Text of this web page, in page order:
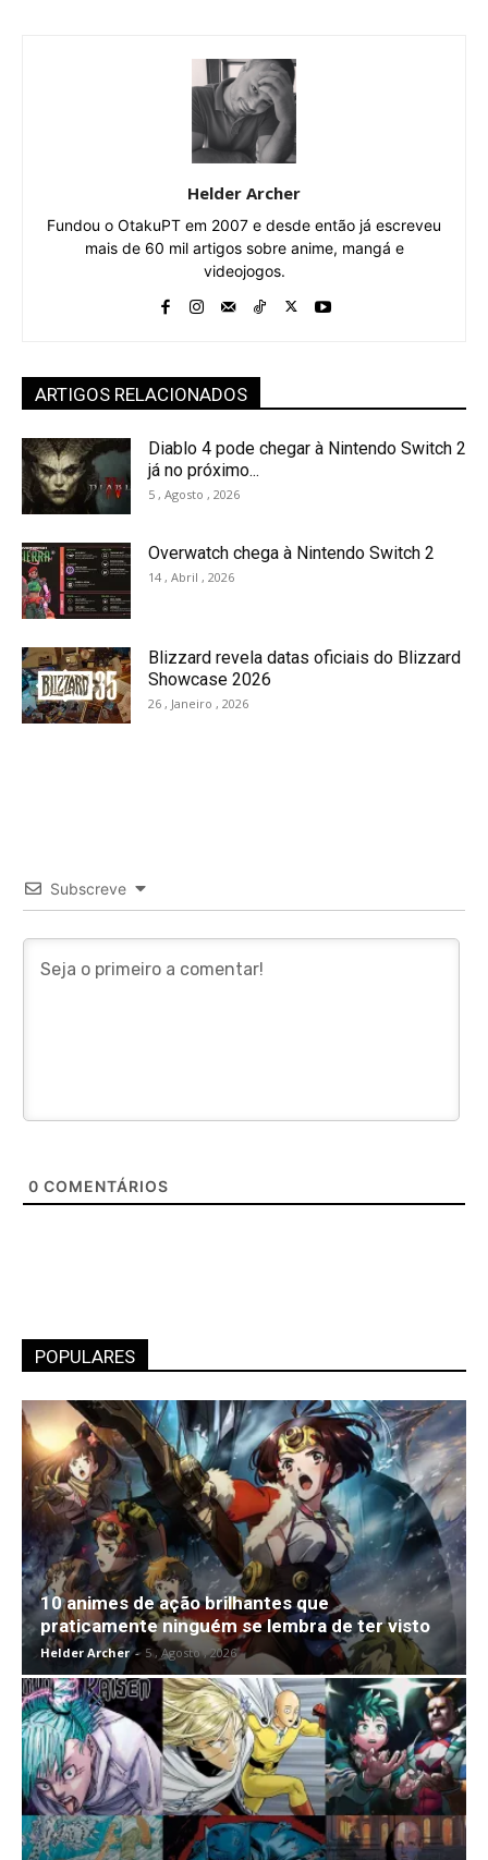
Helder Archer
Fundou o OtakuPT em 2007 e desde então já escreveu
mais de 60 mil artigos sobre anime, mangá e
videojogos.
ARTIGOS RELACIONADOS
Diablo 4 pode chegar à Nintendo Switch 2
já no próximo...
5 , Agosto , 2026
Overwatch chega à Nintendo Switch 2
14 , Abril , 2026
Blizzard revela datas oficiais do Blizzard
Showcase 2026
26 , Janeiro , 2026
Subscreve
0 COMENTÁRIOS
POPULARES
10 animes de ação brilhantes que
praticamente ninguém se lembra de ter visto
Helder Archer - 5 , Agosto , 2026